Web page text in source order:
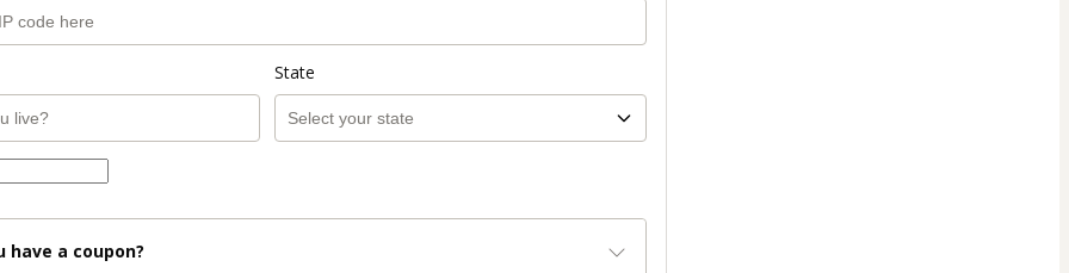
State
have a coupon?